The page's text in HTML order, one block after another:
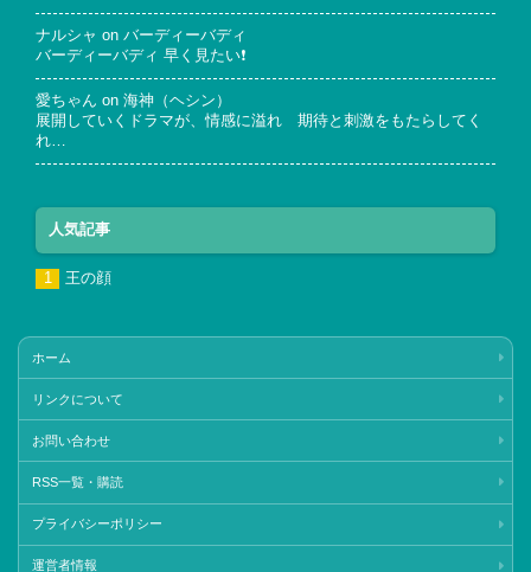
ナルシャ on バーディーバディ
バーディーバディ 早く見たい❗
愛ちゃん on 海神（ヘシン）
展開していくドラマが、情感に溢れ 期待と刺激をもたらしてく
れ…
人気記事
王の顔
ホーム
リンクについて
お問い合わせ
RSS一覧・購読
プライバシーポリシー
運営者情報